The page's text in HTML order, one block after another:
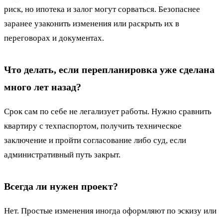
риск, но ипотека и залог могут сорваться. Безопаснее
заранее узаконить изменения или раскрыть их в
переговорах и документах.
Что делать, если перепланировка уже сделана
много лет назад?
Срок сам по себе не легализует работы. Нужно сравнить
квартиру с техпаспортом, получить техническое
заключение и пройти согласование либо суд, если
административный путь закрыт.
Всегда ли нужен проект?
Нет. Простые изменения иногда оформляют по эскизу или